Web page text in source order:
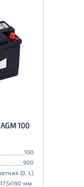
100
100
900
(0, L)
мм.